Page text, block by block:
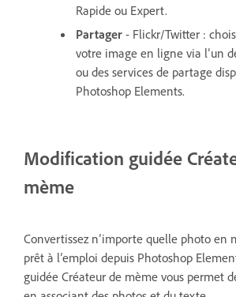
Rapide ou Expert.
Partager - Flickr/Twitter :
votre image en ligne via l’un
ou des services de partage
Photoshop Elements.
Modification guidée
mème
Convertissez n’importe quelle photo en
prêt à l’emploi depuis Photoshop
guidée Créateur de mème vous permet